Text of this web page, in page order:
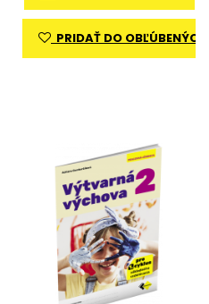
PRIDAŤ DO OBĽÚBENÝCH